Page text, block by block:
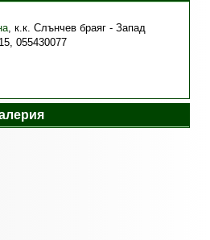
, к.к. Слънчев браяг - Запад
055430077